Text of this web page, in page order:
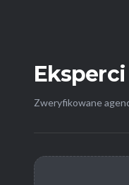
Zweryfikowane